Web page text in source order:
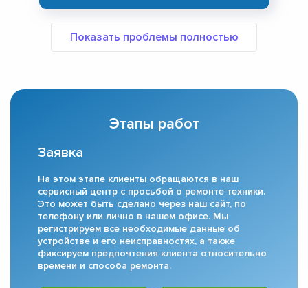
Этапы работ
Заявка
На этом этапе клиенты обращаются в наш
сервисный центр с просьбой о ремонте техники.
Это может быть сделано через наш сайт, по
телефону или лично в нашем офисе. Мы
регистрируем все необходимые данные об
устройстве и его неисправностях, а также
фиксируем предпочтения клиента относительно
времени и способа ремонта.